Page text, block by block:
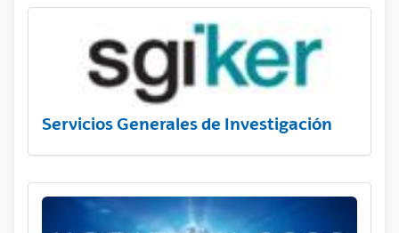
Servicios Generales de Investigación